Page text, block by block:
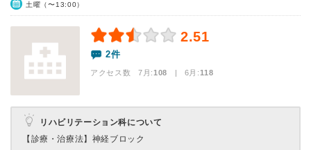
土曜（〜13:00）
2.51
2件
アクセス数 7月:108 | 6月:118
リハビリテーション科について
【診療・治療法】 神経ブロック